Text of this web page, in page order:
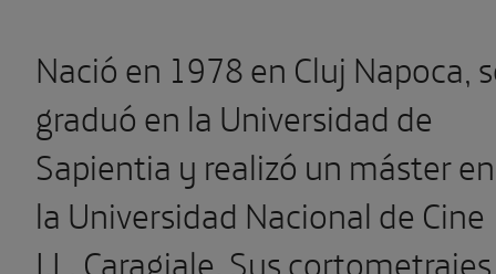
Nació en 1978 en Cluj Napoca,
graduó en la Universidad de
Sapientia y realizó un máster en
la Universidad Nacional de Cine
I.L. Caragiale. Sus cortometrajes